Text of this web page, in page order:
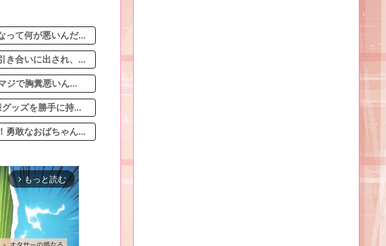
って何が悪いんだ...
き合いに出され、...
ジで胸糞悪いん...
ッズを勝手に持...
勇敢なおばちゃん...
arrow_forward_ios もっと読む